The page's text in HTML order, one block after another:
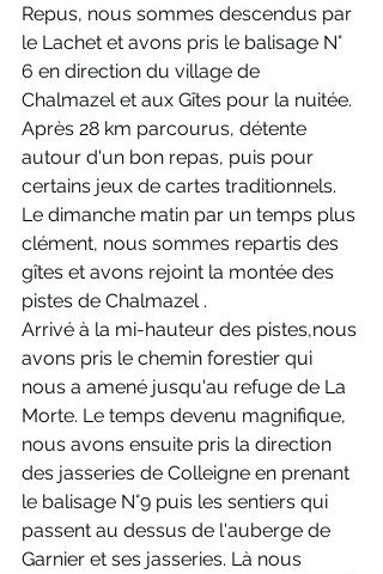
Repus, nous sommes descendus par
le Lachet et avons pris le balisage N°
6 en direction du village de
Chalmazel et aux Gîtes pour la nuitée.
Après 28 km parcourus, détente
autour d'un bon repas, puis pour
certains jeux de cartes traditionnels.
Le dimanche matin par un temps plus
clément, nous sommes repartis des
gîtes et avons rejoint la montée des
pistes de Chalmazel .
Arrivé à la mi-hauteur des pistes,nous
avons pris le chemin forestier qui
nous a amené jusqu'au refuge de La
Morte. Le temps devenu magnifique,
nous avons ensuite pris la direction
des jasseries de Colleigne en prenant
le balisage N°9 puis les sentiers qui
passent au dessus de l'auberge de
Garnier et ses jasseries. Là nous